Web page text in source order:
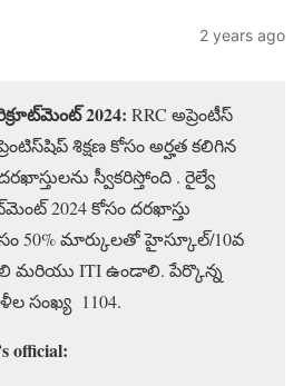
2 years ago
2024: RRC అప్రెంటీస్
శిక్షణ కోసం అర్హత కలిగిన
స్వీకరిస్తోంది . రైల్వే
2024 కోసం దరఖాస్తు
50% మార్కులతో హైస్కూల్/10వ
మరియు ITI ఉండాలి. పేర్కొన్న
సంఖ్య 1104.
official: